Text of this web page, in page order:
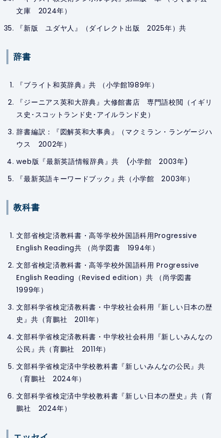
文庫 2024年）
『新版 ユダヤ人』（ダイレクト出版 2025年）共
辞書
『ブライト和英辞典』共 （小学館1989年）
『ジーニアス英和大辞典』大修館書店 専門語校閲（イギリ
ス史･スコットランド史･アイルランド史）
辞書編訳：『図解英和大事典』（マクミラン・ランゲージハ
ウス 2002年）
web版『最新英語情報辞典』共 (小学館 2003年)
『最新英語キーワードブック』共（小学館 2003年）
教科書
文部省検定済教科書・高等学校外国語科用Progressive
English Reading共 （尚学図書 1994年）
文部省検定済教科書・高等学校外国語科用 Progressive
English Reading（Revised edition）共 （尚学図書
1999年）
文部科学省検定済教科書・中学校社会科用『新しい日本の歴
史』共（育鵬社 2011年）
文部科学省検定済教科書・中学校社会科用『新しいみんなの
公民』共（育鵬社 2011年）
文部科学省検定済中学校教科書『新しいみんなの公民』共
（育鵬社 2024年）
文部科学省検定済中学校教科書『新しい日本の歴史』共（育
鵬社 2024年）